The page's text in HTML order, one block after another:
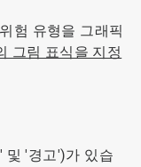
험 유형을 그래픽
그림 표식을 지정
및 '경고')가 있습